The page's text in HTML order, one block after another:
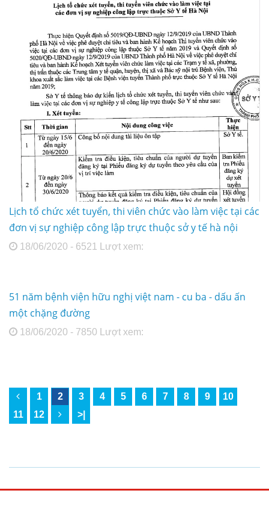
Lịch tổ chức xét tuyển, thi viên chức vào làm việc tại các
đơn vị sự nghiệp công lập trực thuộc sở y tế hà nội
18/06/2020 - 6521 Lượt xem:
51 năm bệnh viện hữu nghị việt nam - cu ba - dấu ấn
một chặng đường
18/06/2020 - 7850 Lượt xem:
1 2 3 4 5 6 7 8 9
10
11
12 >|